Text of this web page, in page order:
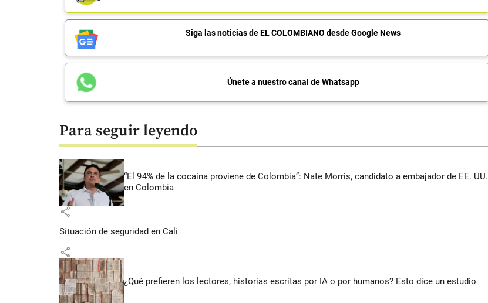
Siga las noticias de EL COLOMBIANO desde Google News
Únete a nuestro canal de Whatsapp
Para seguir leyendo
“El 94% de la cocaína proviene de Colombia”: Nate Morris, candidato a embajador de EE. UU.
en Colombia
share
Situación de seguridad en Cali
share
¿Qué prefieren los lectores, historias escritas por IA o por humanos? Esto dice un estudio